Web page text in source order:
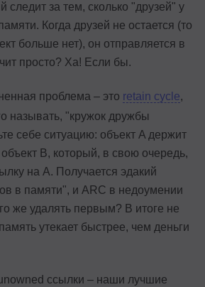
следит за тем, сколько "друзей" у
Когда друзей не остается (то
больше нет), он отправляется в
просто? Ха! Если бы.
проблема – это retain cycle,
называть, "кружок дружбы
себе ситуацию: объект A держит
B, который, в свою очередь,
на A. Получается эдакий
в памяти", и ARC в недоумении
же удалять первым? В итоге не
утекает быстрее, чем деньги
ссылки – наши лучшие